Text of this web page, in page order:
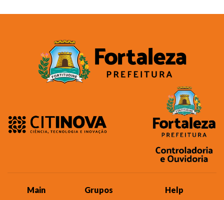
Main
Grupos
Help